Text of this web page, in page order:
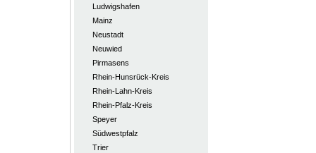
Ludwigshafen
Mainz
Neustadt
Neuwied
Pirmasens
Rhein-Hunsrück-Kreis
Rhein-Lahn-Kreis
Rhein-Pfalz-Kreis
Speyer
Südwestpfalz
Trier